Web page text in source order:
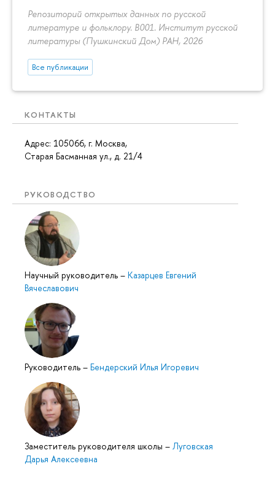
Репозиторий открытых данных по русской
литературе и фольклору. B001. Институт русской
литературы (Пушкинский Дом) РАН, 2026
Все публикации
КОНТАКТЫ
Адрес: 105066, г. Москва,
Старая Басманная ул., д. 21/4
РУКОВОДСТВО
Научный руководитель – Казарцев Евгений
Вячеславович
Руководитель – Бендерский Илья Игоревич
Заместитель руководителя школы – Луговская
Дарья Алексеевна